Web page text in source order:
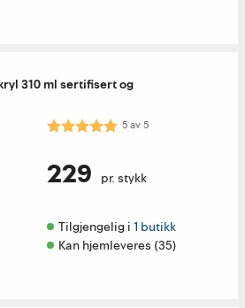
310 ml sertifisert og
Karakter: 5.0 av 5 mulige
5av5
229 pr. stykk
Tilgjengelig i 1 butikk
Kan hjemleveres (35)